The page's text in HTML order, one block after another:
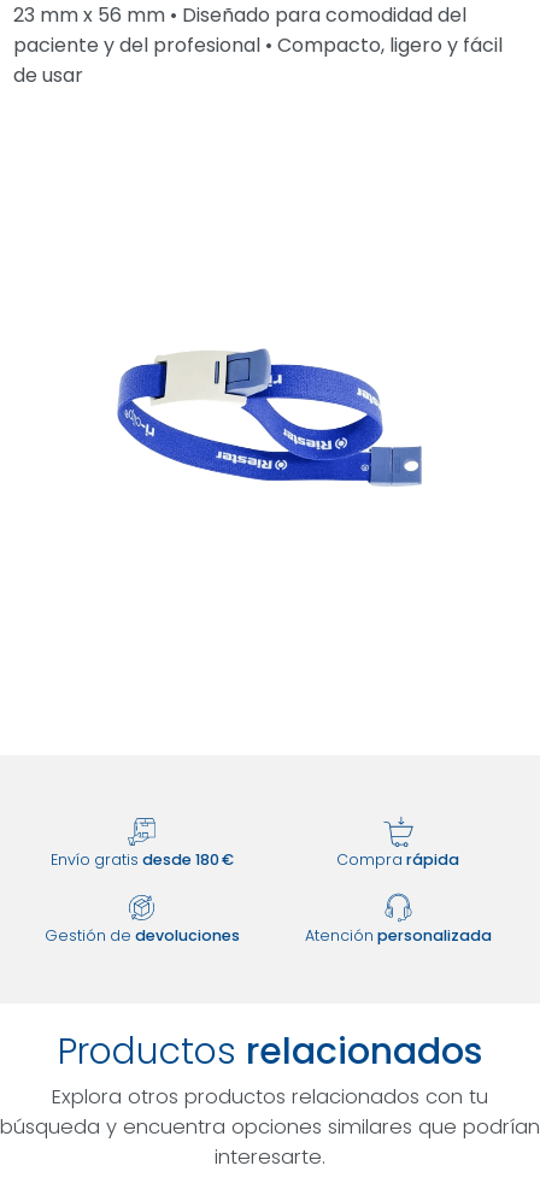
23 mm x 56 mm • Diseñado para comodidad del
paciente y del profesional • Compacto, ligero y fácil
de usar
Envío gratis desde 180 € Comprarápida
Gestión de devoluciones Atención personalizada
Productos relacionados
Explora otros productos relacionados con tu
búsqueda y encuentra opciones similares que podrían
interesarte.